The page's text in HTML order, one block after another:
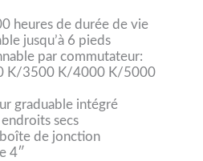
heures de durée de vie
jusqu’à 6 pieds
par commutateur:
K/3500 K/4000 K/5000
graduable intégré
secs
de jonction
4″